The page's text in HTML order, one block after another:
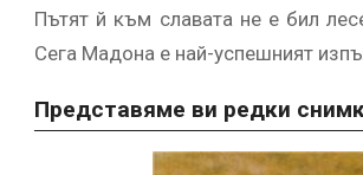
Пътят й към славата не е бил
Сега Мадона е най-успешният
Представяме ви редки